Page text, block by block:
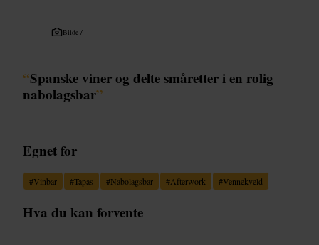
Bilde /
“Spanske viner og delte småretter i en rolig
nabolagsbar”
Egnet for
#Vinbar #Tapas #Nabolagsbar #Afterwork #Vennekveld
Hva du kan forvente